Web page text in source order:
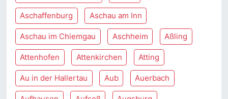
Aschaffenburg Aschau am Inn
Aschau im Chiemgau Aschheim Aßling
Attenhofen Attenkirchen Atting
Au in der Hallertau Aub Auerbach